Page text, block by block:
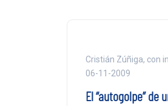
Cristián Zúñiga, con
06-11-2009
El “autogolpe” de